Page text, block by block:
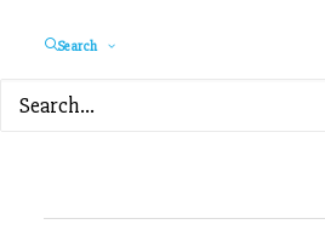
Search
ZURÜCK ZUM INHALTSVERZEICHNIS